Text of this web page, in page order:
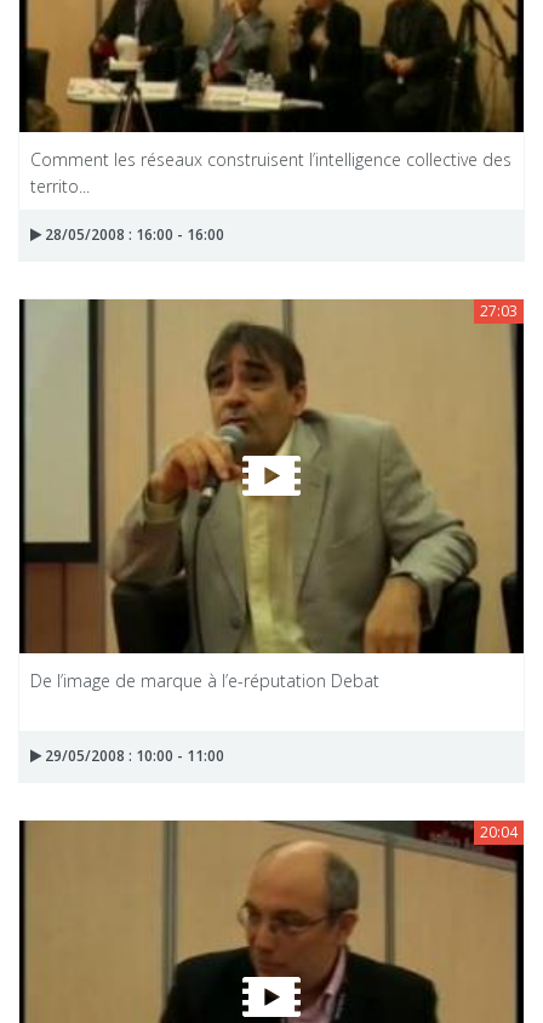
Comment les réseaux construisent l’intelligence collective des
territo...
28/05/2008 : 16:00 - 16:00
27:03
De l’image de marque à l’e-réputation Debat
29/05/2008 : 10:00 - 11:00
20:04